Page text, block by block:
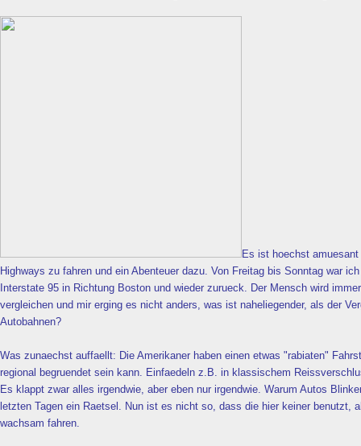
Es ist hoechst
Highways zu fahren und ein Abenteuer dazu. Von Freitag bis Sonntag war
Interstate 95 in Richtung Boston und wieder zurueck. Der Mensch wird
vergleichen und mir erging es nicht anders, was ist naheliegender, als der
Autobahnen?
Was zunaechst auffaellt: Die Amerikaner haben einen etwas "rabiaten"
regional begruendet sein kann. Einfaedeln z.B. in klassischem
Es klappt zwar alles irgendwie, aber eben nur irgendwie. Warum Autos
letzten Tagen ein Raetsel. Nun ist es nicht so, dass die hier keiner benutzt,
wachsam fahren.